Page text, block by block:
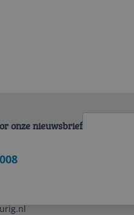
onze nieuwsbrief